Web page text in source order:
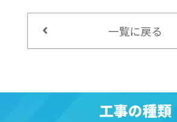
一覧に戻る
工事の種類